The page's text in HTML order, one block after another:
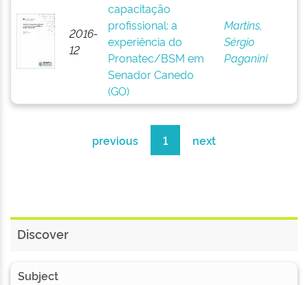
2016-
12
capacitação
profissional: a
experiência do
Pronatec/BSM em
Senador Canedo
(GO)
Martins,
Sérgio
Paganini
previous 1 next
Discover
Subject